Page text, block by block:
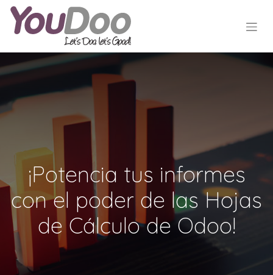
¡Potencia tus informes
con el poder de las Hojas
de Cálculo de Odoo!